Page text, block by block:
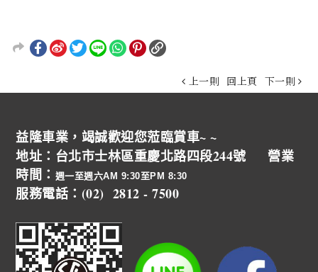
上一則 回上頁 下一則
益隆車業，竭誠歡迎您蒞臨賞車~ ~
地址：台北市士林區重慶北路四段244號 營業
時間： 週一至週六AM 9:30至PM 8:30
服務電話：(02) 2812 - 7500